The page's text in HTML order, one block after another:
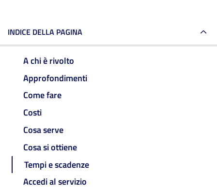
INDICE DELLA PAGINA
A chi è rivolto
Approfondimenti
Come fare
Costi
Cosa serve
Cosa si ottiene
Tempi e scadenze
Accedi al servizio